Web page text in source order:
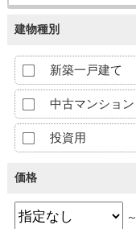
建物種別
新築一戸建て
中古マンション
投資用
価格
～